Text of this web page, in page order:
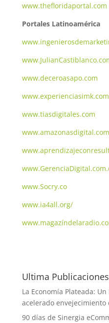
www.thefloridaportal.com
Portales Latinoamérica
www.deceroasapo.com
www.experienciasimk.com
www.tiasdigitales.com
www.Socry.co
www.ia4all.org/
Ultima Publicaciones
La Economía Plateada:
acelerado envejecimiento
90 días de Sinergia